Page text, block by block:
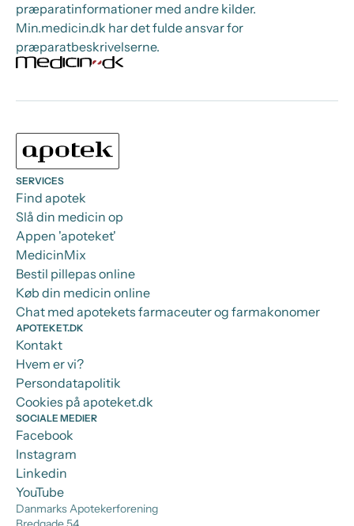
præparatinformationer med andre kilder.
Min.medicin.dk har det fulde ansvar for
præparatbeskrivelserne.
Danmarks Apotekerforening
SERVICES
Find apotek
Slå din medicin op
Appen 'apoteket'
MedicinMix
Bestil pillepas online
Køb din medicin online
Chat med apotekets farmaceuter og farmakonomer
APOTEKET.DK
Kontakt
Hvem er vi?
Persondatapolitik
Cookies på apoteket.dk
SOCIALE MEDIER
Facebook
Instagram
Linkedin
YouTube